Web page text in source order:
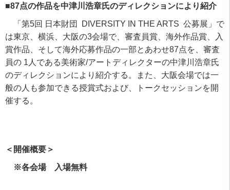
■87点の作品を中津川浩章氏のディレクションにより紹介
「第5回 日本財団 DIVERSITY IN THE ARTS 公募展」で
は東京、横浜、大阪の3会場で、審査員賞、海外作品賞、入
賞作品、そして海外応募作品の一部とあわせ87点を、審査
員の 1 人である美術家/アートディレクターの中津川浩章氏
のディレクションにより紹介する。また、大阪会場では一
般の人も参加できる授賞式および、トークセッションを開
催する。
＜開催概要＞
※各会場 入場無料